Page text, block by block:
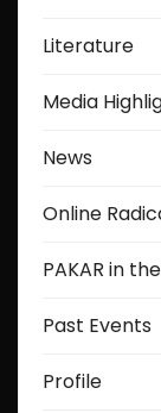
Literature
Media
News
Online
PAKAR in
Past Events
Profile